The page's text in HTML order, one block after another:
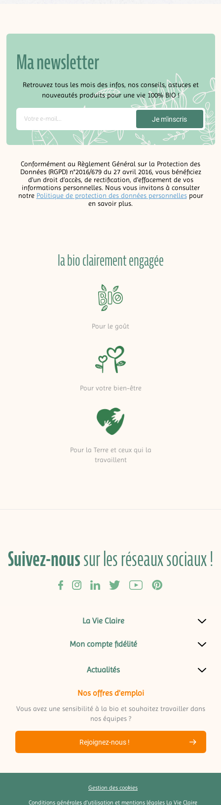
Ma newsletter
Retrouvez tous les mois des infos, nos conseils, astuces et
nouveautés produits pour une vie 100% BIO !
Conformément au Règlement Général sur la Protection des
Données (RGPD) n°2016/679 du 27 avril 2016, vous bénéficiez
d’un droit d’accès, de rectification, d’effacement de vos
informations personnelles. Nous vous invitons à consulter
notre Politique de protection des données personnellespour
en savoir plus.
la bio clairement engagée
Pour le goût
Pour votre bien-être
Pour la Terre et ceux qui la
travaillent
Suivez-noussur les réseaux sociaux !
La Vie Claire
Mon compte fidélité
Actualités
Nos offres d'emploi
Vous avez une sensibilité à la bio et souhaitez travailler dans
nos équipes ?
Rejoignez-nous !
Gestion des cookies
Conditions générales d’utilisation et mentions légales La Vie Claire